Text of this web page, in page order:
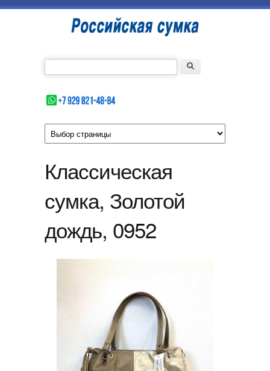
Перейти к основному содержанию
Российская
сумка
Форма поиска Поиск
Классическая
сумка, Золотой
дождь, 0952